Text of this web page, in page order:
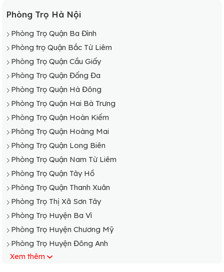
Phòng Trọ Hà Nội
Phòng Trọ Quận Ba Đình
Phòng trọ Quận Bắc Từ Liêm
Phòng Trọ Quận Cầu Giấy
Phòng Trọ Quận Đống Đa
Phòng Trọ Quận Hà Đông
Phòng Trọ Quận Hai Bà Trưng
Phòng Trọ Quận Hoàn Kiếm
Phòng Trọ Quận Hoàng Mai
Phòng Trọ Quận Long Biên
Phòng Trọ Quận Nam Từ Liêm
Phòng Trọ Quận Tây Hồ
Phòng Trọ Quận Thanh Xuân
Phòng Trọ Thị Xã Sơn Tây
Phòng Trọ Huyện Ba Vì
Phòng Trọ Huyện Chương Mỹ
Phòng Trọ Huyện Đông Anh
Phòng Trọ Huyện Đan Phượng
Xem thêm